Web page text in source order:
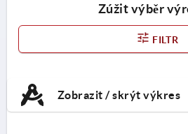
Zúžit výběr
FILTR
Zobrazit / skrýt výkres